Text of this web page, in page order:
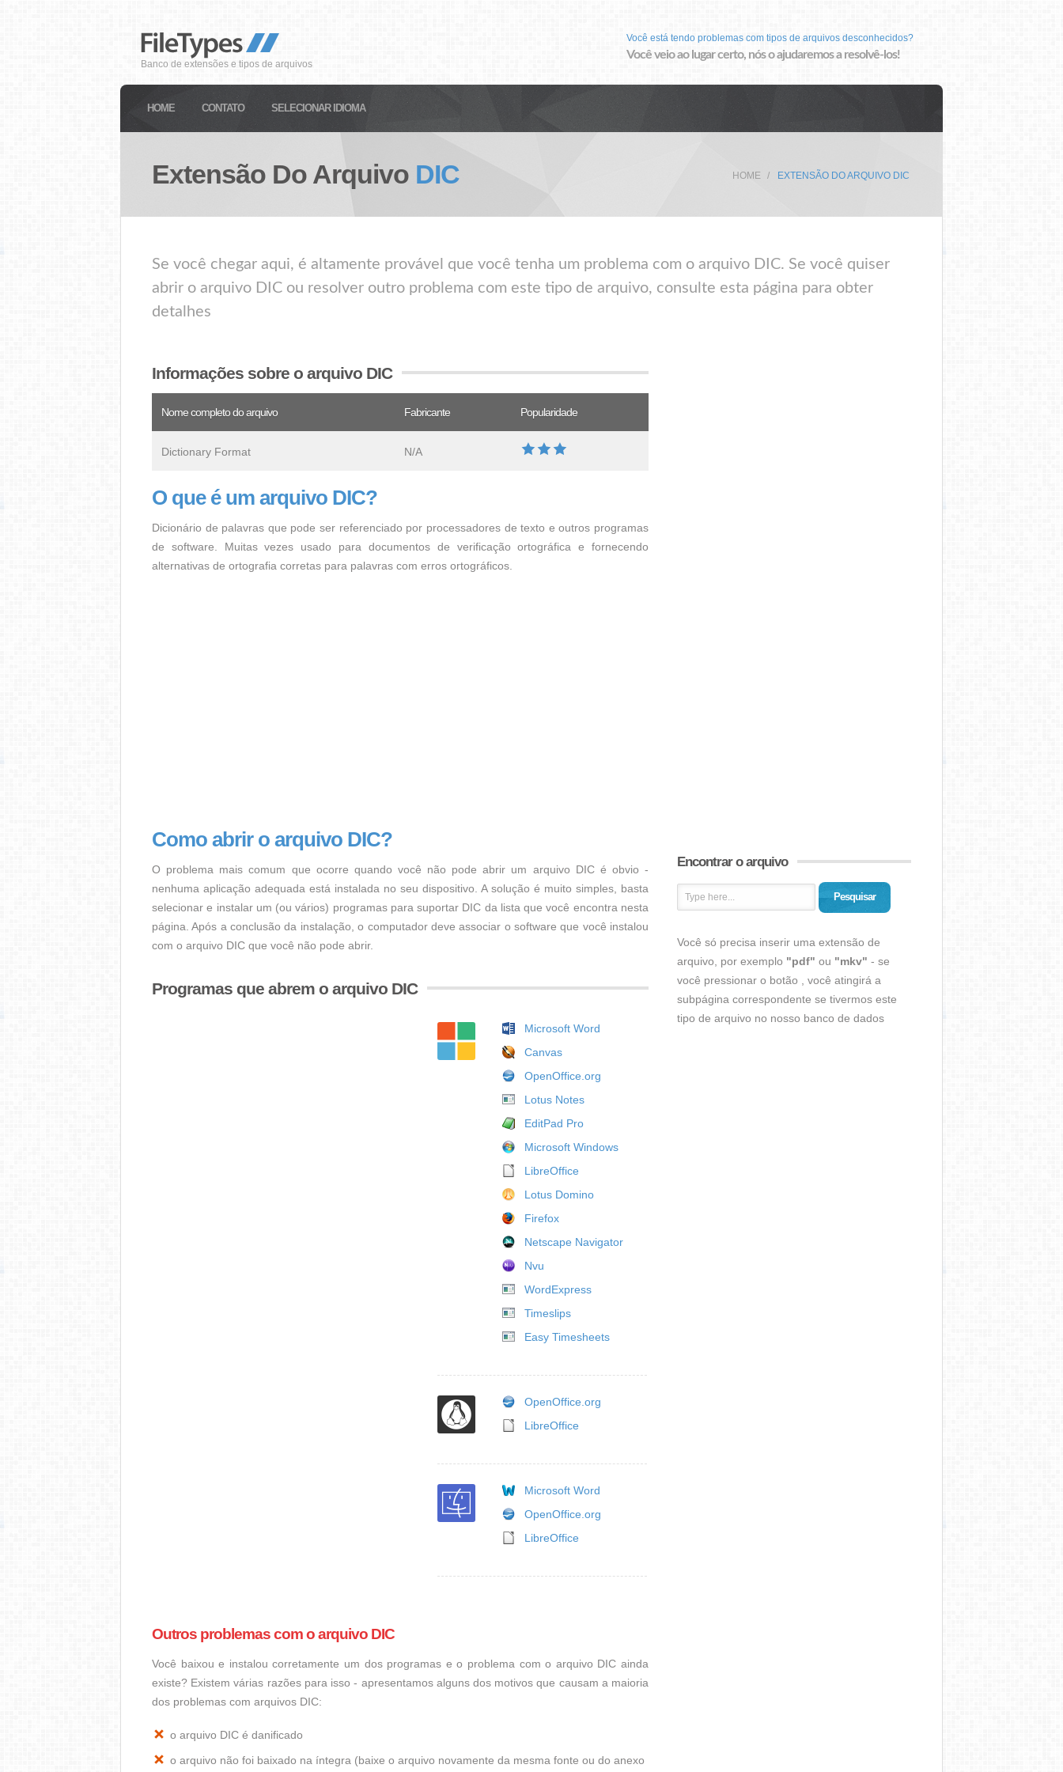
Banco de extensões e tipos de arquivos
Você está tendo problemas com tipos de arquivos desconhecidos?
Você veio ao lugar certo, nós o ajudaremos a resolvê-los!
HOME CONTATO SELECIONAR IDIOMA
Extensão Do Arquivo DIC HOME EXTENSÃO DO ARQUIVO DIC
Se você chegar aqui, é altamente provável que você tenha um problema com o arquivo DIC. Se você quiser
abrir o arquivo DIC ou resolver outro problema com este tipo de arquivo, consulte esta página para obter
detalhes
Informações sobre o arquivo DIC
Nome completo do arquivo Fabricante Popularidade
Dictionary Format N/A
O que é um arquivo DIC?
Dicionário de palavras que pode ser referenciado por processadores de texto e outros programas
de software. Muitas vezes usado para documentos de verificação ortográfica e fornecendo
alternativas de ortografia corretas para palavras com erros ortográficos.
Como abrir o arquivo DIC?
O problema mais comum que ocorre quando você não pode abrir um arquivo DIC é obvio -
nenhuma aplicação adequada está instalada no seu dispositivo. A solução é muito simples, basta
selecionar e instalar um (ou vários) programas para suportar DIC da lista que você encontra nesta
página. Após a conclusão da instalação, o computador deve associar o software que você instalou
com o arquivo DIC que você não pode abrir.
Programas que abrem o arquivo DIC
Microsoft Word
Canvas
OpenOffice.org
Lotus Notes
EditPad Pro
Microsoft Windows
LibreOffice
Lotus Domino
Firefox
Netscape Navigator
Nvu
WordExpress
Timeslips
Easy Timesheets
OpenOffice.org
LibreOffice
Microsoft Word
OpenOffice.org
LibreOffice
Outros problemas com o arquivo DIC
Você baixou e instalou corretamente um dos programas e o problema com o arquivo DIC ainda
existe? Existem várias razões para isso - apresentamos alguns dos motivos que causam a maioria
dos problemas com arquivos DIC:
o arquivo DIC é danificado
o arquivo não foi baixado na íntegra (baixe o arquivo novamente da mesma fonte ou do anexo
Encontrar o arquivo
Pesquisar
Você só precisa inserir uma extensão de
arquivo, por exemplo "pdf" ou "mkv" - se
você pressionar o botão , você atingirá a
subpágina correspondente se tivermos este
tipo de arquivo no nosso banco de dados